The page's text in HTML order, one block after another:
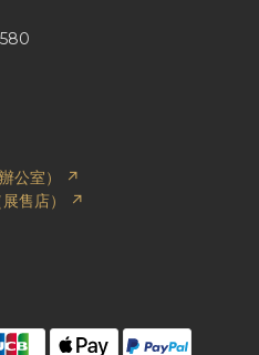
公室） ↗
展售店） ↗